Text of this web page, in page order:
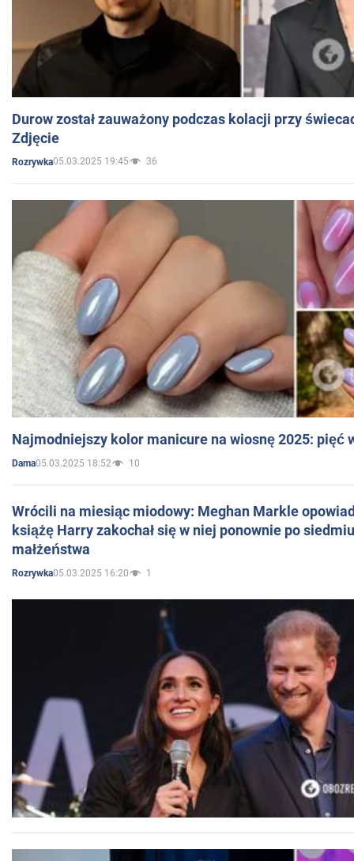
Durow został zauważony podczas kolacji przy
Zdjęcie
Rozrywka05.03.2025 19:45 36
Najmodniejszy kolor manicure na wiosnę 2025: pięć
Dama05.03.2025 18:52 10
Wrócili na miesiąc miodowy: Meghan Markle
książę Harry zakochał się w niej ponownie po
małżeństwa
Rozrywka05.03.2025 16:20 1